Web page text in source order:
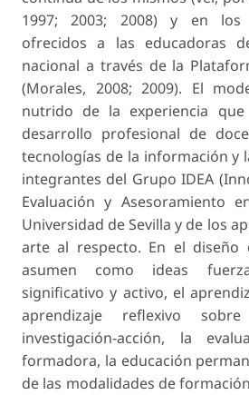
1997; 2003; 2008) y en los
ofrecidos a las educadoras
nacional a través de la
(Morales, 2008; 2009). El
nutrido de la experiencia
desarrollo profesional de
tecnologías de la información y
integrantes del Grupo IDEA
Evaluación y Asesoramiento
Universidad de Sevilla y de los
arte al respecto. En el diseño
asumen como ideas
significativo y activo, el
aprendizaje reflexivo
investigación-acción, la
formadora, la educación
de las modalidades de